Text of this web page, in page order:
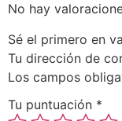
No hay
Sé el primero en
Tu dirección de
Los campos
Tu puntuación *